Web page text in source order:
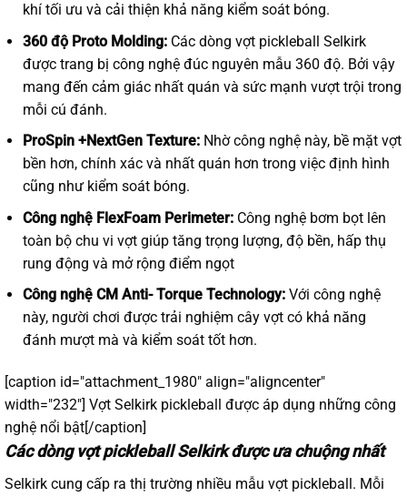
khí tối ưu và cải thiện khả năng kiểm soát bóng.
360 độ Proto Molding: Các dòng vợt pickleball Selkirk
được trang bị công nghệ đúc nguyên mẫu 360 độ. Bởi vậy
mang đến cảm giác nhất quán và sức mạnh vượt trội trong
mỗi cú đánh.
ProSpin +NextGen Texture: Nhờ công nghệ này, bề mặt vợt
bền hơn, chính xác và nhất quán hơn trong việc định hình
cũng như kiểm soát bóng.
Công nghệ FlexFoam Perimeter: Công nghệ bơm bọt lên
toàn bộ chu vi vợt giúp tăng trọng lượng, độ bền, hấp thụ
rung động và mở rộng điểm ngọt
Công nghệ CM Anti- Torque Technology: Với công nghệ
này, người chơi được trải nghiệm cây vợt có khả năng
đánh mượt mà và kiểm soát tốt hơn.
[caption id="attachment_1980" align="aligncenter"
width="232"] Vợt Selkirk pickleball được áp dụng những công
nghệ nổi bật[/caption]
Các dòng vợt pickleball Selkirk được ưa chuộng nhất
Selkirk cung cấp ra thị trường nhiều mẫu vợt pickleball. Mỗi